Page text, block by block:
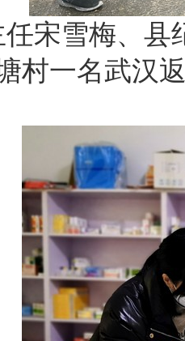
宋雪梅、县
村一名武汉